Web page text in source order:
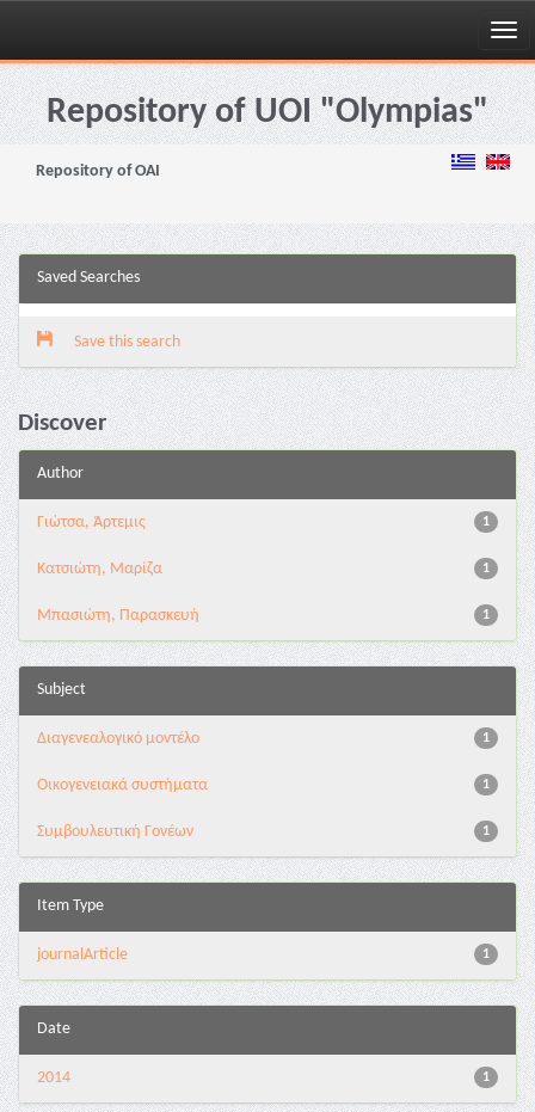
Skip
navigationRepository of UOI "Olympias"
Repository of OAI
Saved Searches
Save this search
Discover
Author
1
Γιώτσα, Άρτεμις
1
Κατσιώτη, Μαρίζα
1
Μπασιώτη, Παρασκευή
Subject
1
Διαγενεαλογικό μοντέλο
1
Οικογενειακά συστήματα
1
Συμβουλευτική Γονέων
Item Type
1
journalArticle
Date
1
2014